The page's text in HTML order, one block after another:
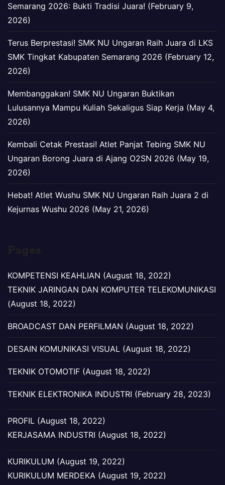
Semarang 2026: Bukti Tradisi Juara! (February 9,
2026)
Terus Berprestasi! SMK NU Ungaran Raih Juara di LKS
SMK Tingkat Kabupaten Semarang 2026 (February 12,
2026)
Membanggakan! SMK NU Ungaran Buktikan
Lulusannya Mampu Kuliah Sekaligus Siap Kerja (May 4,
2026)
Kembali Cetak Prestasi! Atlet Panjat Tebing SMK NU
Ungaran Borong Juara di Ajang O2SN 2026 (May 19,
2026)
Hebat! Atlet Wushu SMK NU Ungaran Raih Juara 2 di
Kejurnas Wushu 2026 (May 21, 2026)
KOMPETENSI KEAHLIAN (August 18, 2022)
TEKNIK JARINGAN DAN KOMPUTER TELEKOMUNIKASI
(August 18, 2022)
BROADCAST DAN PERFILMAN (August 18, 2022)
DESAIN KOMUNIKASI VISUAL (August 18, 2022)
TEKNIK OTOMOTIF (August 18, 2022)
TEKNIK ELEKTRONIKA INDUSTRI (February 28, 2023)
PROFIL (August 18, 2022)
KERJASAMA INDUSTRI (August 18, 2022)
KURIKULUM (August 19, 2022)
KURIKULUM MERDEKA (August 19, 2022)